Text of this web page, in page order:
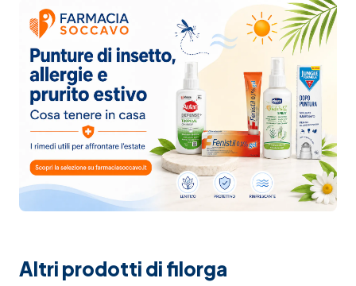
Altri prodotti di filorga